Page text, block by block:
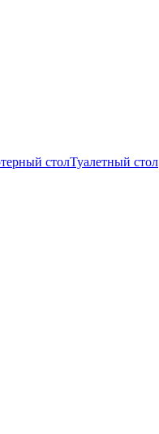
столТуалетный стол